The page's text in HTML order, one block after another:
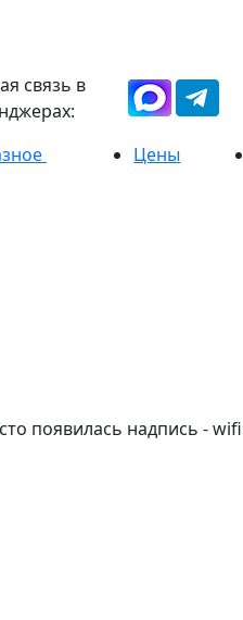
связь в
Цены
появилась надпись -